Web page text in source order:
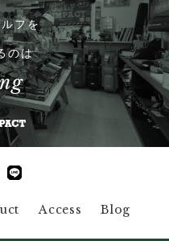
フを
のは
Access Blog